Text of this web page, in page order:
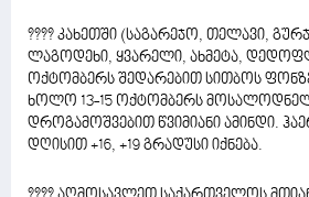
???? კახეთში (საგარეჯო, თელავი,
ლაგოდეხი, ყვარელი, ახმეტა,
ოქტომბერს შედარებით სითბოს
ხოლო 13-15 ოქტომბერს
დროგამოშვებით წვიმიანი ამინდი.
დღისით +16, +19 გრადუსი იქნება.